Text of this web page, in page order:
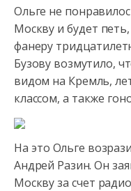
Ольге не
Москву и будет
фанеру
Бузову возмутило,
видом на Кремль,
классом, а также
На это Ольге
Андрей Разин. Он
Москву за счет